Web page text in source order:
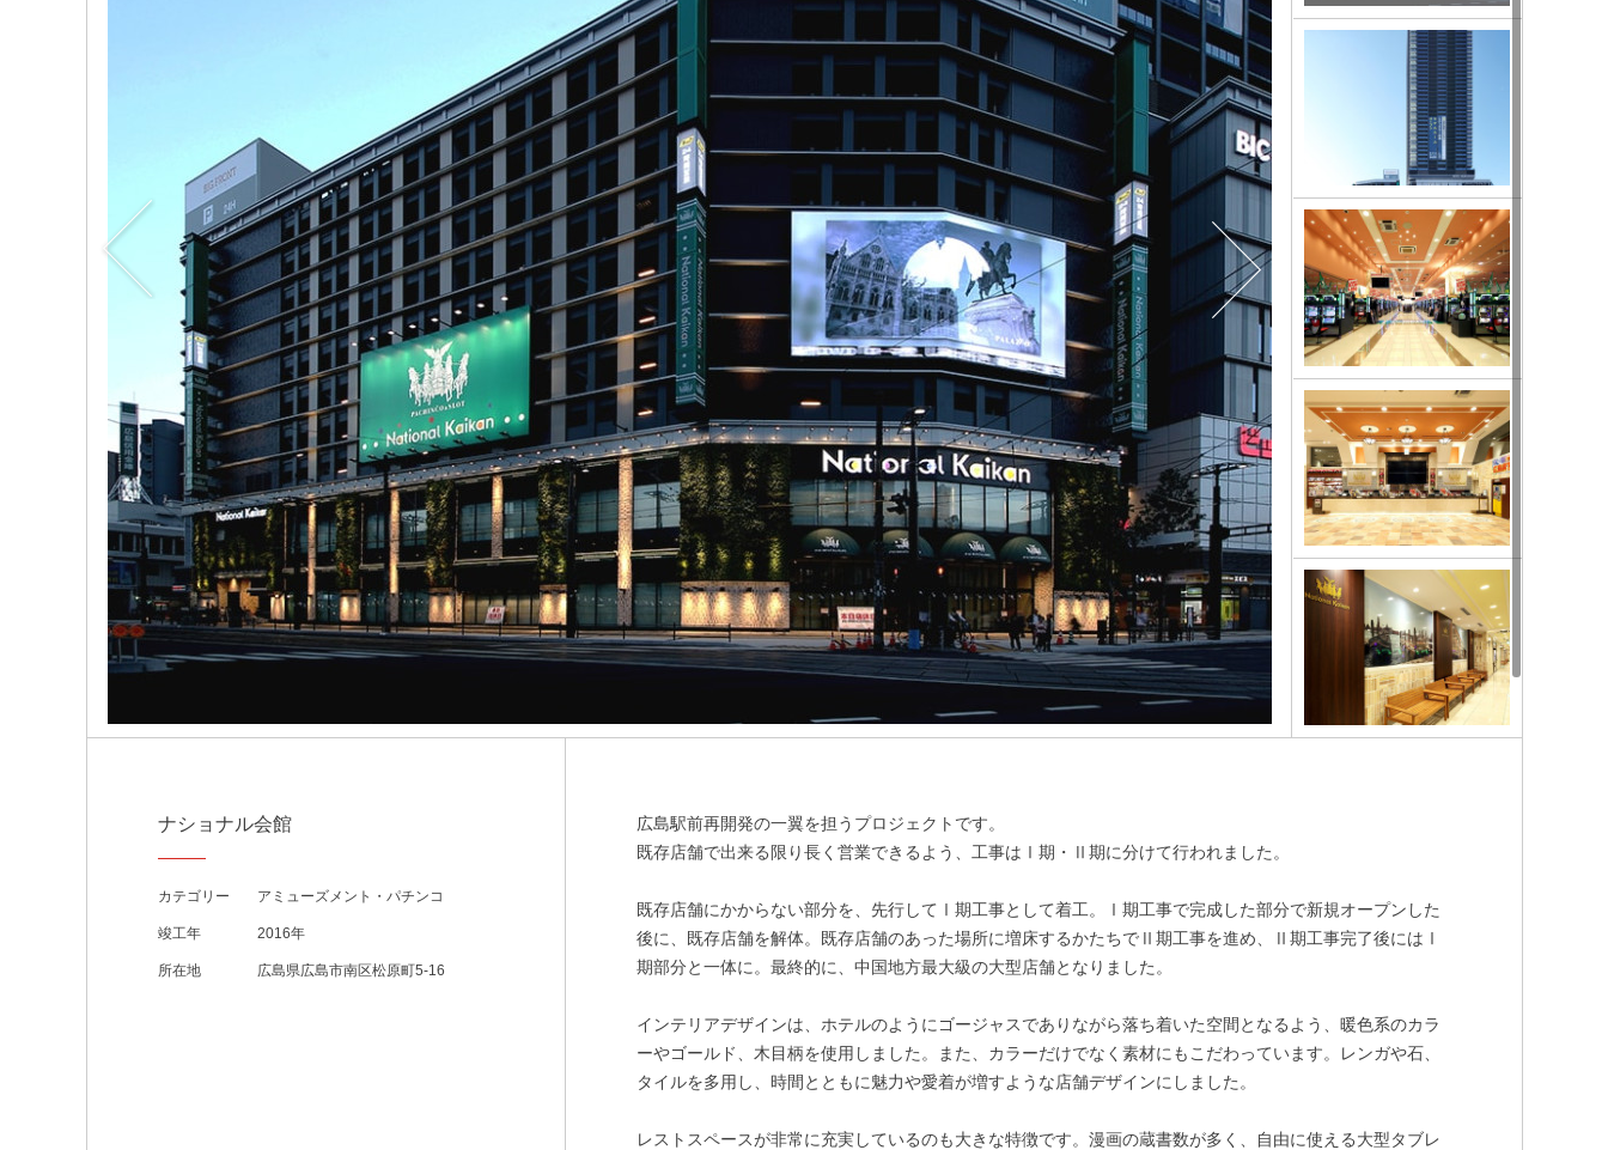
ナショナル会館
カテゴリー アミューズメント・パチンコ
竣工年 2016年
所在地 広島県広島市南区松原町5-16
広島駅前再開発の一翼を担うプロジェクトです。
既存店舗で出来る限り長く営業できるよう、工事はⅠ期・Ⅱ期に分けて行われました。
既存店舗にかからない部分を、先行してⅠ期工事として着工。Ⅰ期工事で完成した部分で新規オープンした
後に、既存店舗を解体。既存店舗のあった場所に増床するかたちでⅡ期工事を進め、Ⅱ期工事完了後にはⅠ
期部分と一体に。最終的に、中国地方最大級の大型店舗となりました。
インテリアデザインは、ホテルのようにゴージャスでありながら落ち着いた空間となるよう、暖色系のカラ
ーやゴールド、木目柄を使用しました。また、カラーだけでなく素材にもこだわっています。レンガや石、
タイルを多用し、時間とともに魅力や愛着が増すような店舗デザインにしました。
レストスペースが非常に充実しているのも大きな特徴です。漫画の蔵書数が多く、自由に使える大型タブレ